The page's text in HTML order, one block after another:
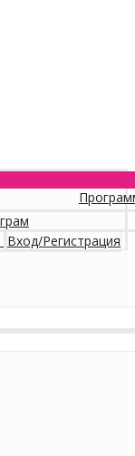
Программа
Вход/Регистрация